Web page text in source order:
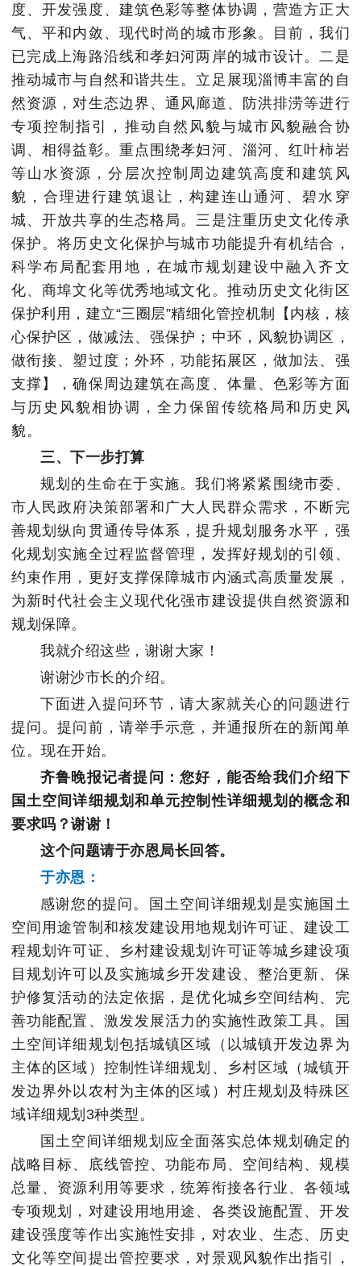
度、开发强度、建筑色彩等整体协调，营造方正大
气、平和内敛、现代时尚的城市形象。目前，我们
已完成上海路沿线和孝妇河两岸的城市设计。二是
推动城市与自然和谐共生。立足展现淄博丰富的自
然资源，对生态边界、通风廊道、防洪排涝等进行
专项控制指引，推动自然风貌与城市风貌融合协
调、相得益彰。重点围绕孝妇河、淄河、红叶柿岩
等山水资源，分层次控制周边建筑高度和建筑风
貌，合理进行建筑退让，构建连山通河、碧水穿
城、开放共享的生态格局。三是注重历史文化传承
保护。将历史文化保护与城市功能提升有机结合，
科学布局配套用地，在城市规划建设中融入齐文
化、商埠文化等优秀地域文化。推动历史文化街区
保护利用，建立“三圈层”精细化管控机制【内核，核
心保护区，做减法、强保护；中环，风貌协调区，
做衔接、塑过度；外环，功能拓展区，做加法、强
支撑】，确保周边建筑在高度、体量、色彩等方面
与历史风貌相协调，全力保留传统格局和历史风
貌。
三、下一步打算
规划的生命在于实施。我们将紧紧围绕市委、
市人民政府决策部署和广大人民群众需求，不断完
善规划纵向贯通传导体系，提升规划服务水平，强
化规划实施全过程监督管理，发挥好规划的引领、
约束作用，更好支撑保障城市内涵式高质量发展，
为新时代社会主义现代化强市建设提供自然资源和
规划保障。
我就介绍这些，谢谢大家！
谢谢沙市长的介绍。
下面进入提问环节，请大家就关心的问题进行
提问。提问前，请举手示意，并通报所在的新闻单
位。现在开始。
齐鲁晚报记者提问：您好，能否给我们介绍下
国土空间详细规划和单元控制性详细规划的概念和
要求吗？谢谢！
这个问题请于亦恩局长回答。
于亦恩：
感谢您的提问。国土空间详细规划是实施国土
空间用途管制和核发建设用地规划许可证、建设工
程规划许可证、乡村建设规划许可证等城乡建设项
目规划许可以及实施城乡开发建设、整治更新、保
护修复活动的法定依据，是优化城乡空间结构、完
善功能配置、激发发展活力的实施性政策工具。国
土空间详细规划包括城镇区域（以城镇开发边界为
主体的区域）控制性详细规划、乡村区域（城镇开
发边界外以农村为主体的区域）村庄规划及特殊区
域详细规划3种类型。
国土空间详细规划应全面落实总体规划确定的
战略目标、底线管控、功能布局、空间结构、规模
总量、资源利用等要求，统筹衔接各行业、各领域
专项规划，对建设用地用途、各类设施配置、开发
建设强度等作出实施性安排，对农业、生态、历史
文化等空间提出管控要求，对景观风貌作出指引，